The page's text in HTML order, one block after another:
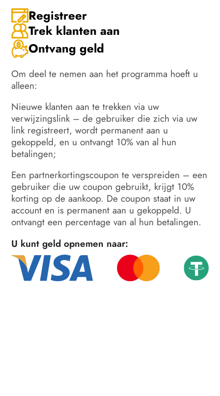
Registreer
Trek klanten aan
Ontvang geld
Om deel te nemen aan het programma hoeft u
alleen:
Nieuwe klanten aan te trekken via uw
verwijzingslink – de gebruiker die zich via uw
link registreert, wordt permanent aan u
gekoppeld, en u ontvangt 10% van al hun
betalingen;
Een partnerkortingscoupon te verspreiden – een
gebruiker die uw coupon gebruikt, krijgt 10%
korting op de aankoop. De coupon staat in uw
account en is permanent aan u gekoppeld. U
ontvangt een percentage van al hun betalingen.
U kunt geld opnemen naar: